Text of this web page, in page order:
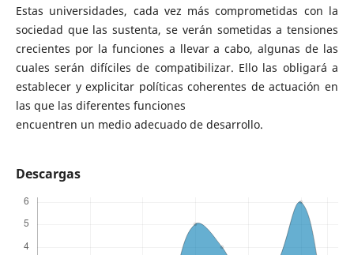
Estas universidades, cada vez más comprometidas con la
sociedad que las sustenta, se verán sometidas a tensiones
crecientes por la funciones a llevar a cabo, algunas de las
cuales serán difíciles de compatibilizar. Ello las obligará a
establecer y explicitar políticas coherentes de actuación en
las que las diferentes funciones
encuentren un medio adecuado de desarrollo.
Descargas